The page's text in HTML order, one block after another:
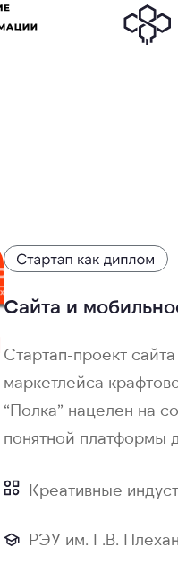
Сайта и
Стартап-проект
маркетлейса
“Полка” нацелен на
понятной платформы
Креативные
РЭУ им. Г.В.